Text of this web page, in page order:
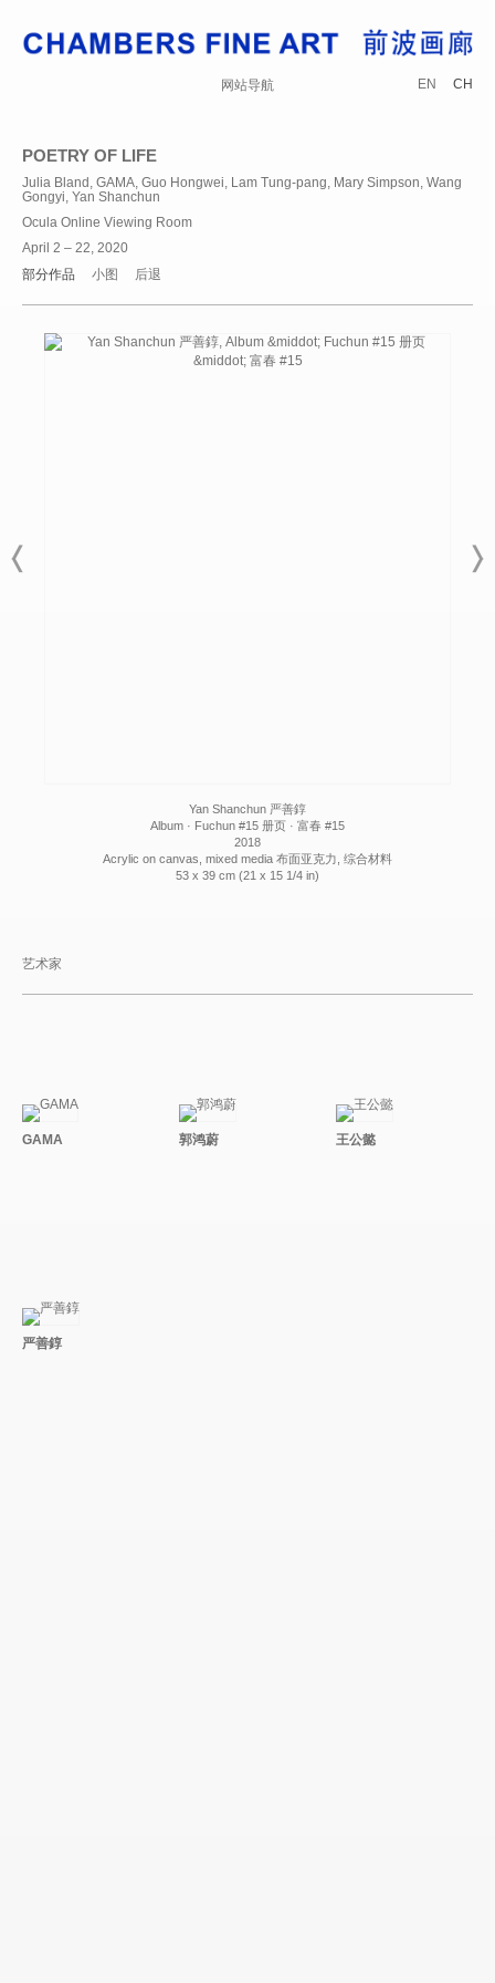
网站导航 EN CH
POETRY OF LIFE
Julia Bland, GAMA, Guo Hongwei, Lam Tung-pang, Mary Simpson, Wang
Gongyi, Yan Shanchun
Ocula Online Viewing Room
April 2 – 22, 2020
部分作品
小图 后退
Yan Shanchun 严善錞
Album · Fuchun #15 册页 · 富春 #15
2018
Acrylic on canvas, mixed media 布面亚克力, 综合材料
53 x 39 cm (21 x 15 1/4 in)
艺术家
GAMA 郭鸿蔚 王公懿
严善錞